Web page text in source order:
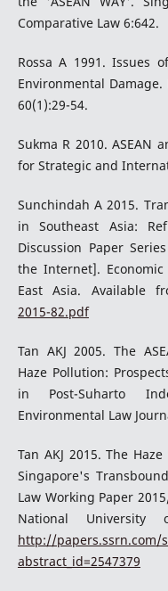
Comparative Law 6:642.
Rossa A 1991. Issues
Environmental
60(1):29-54.
Sukma R 2010. ASEAN
for Strategic and
Sunchindah A 2015.
in Southeast Asia:
Discussion Paper
the Internet].
East Asia. Available
2015-82.pdf
Tan AKJ 2005. The
Haze Pollution:
in Post-Suharto
Environmental Law
Tan AKJ 2015. The
Singapore's
Law Working Paper
National University
http://papers.ssrn.com/
abstract_id=2547379